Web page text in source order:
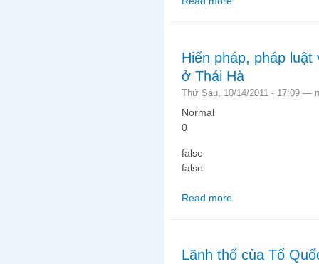
Hiến pháp, pháp
ở Thái Hà
Thứ Sáu, 10/14/2011 - 17:09 —
Normal
0
false
false
Read more
Lãnh thổ của Tổ